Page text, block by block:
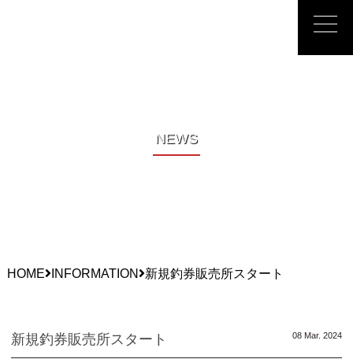
峡東漁業協
NEWS
HOME INFORMATION 新規釣券販売所スタート
新規釣券販売所スタート 08 Mar. 2024